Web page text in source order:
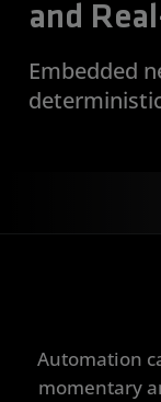
and
Embedded
Automation
momentary